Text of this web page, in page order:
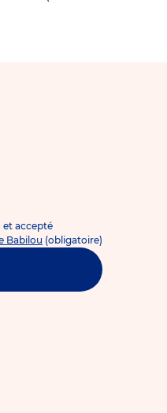
et accepté
Babilou (obligatoire)